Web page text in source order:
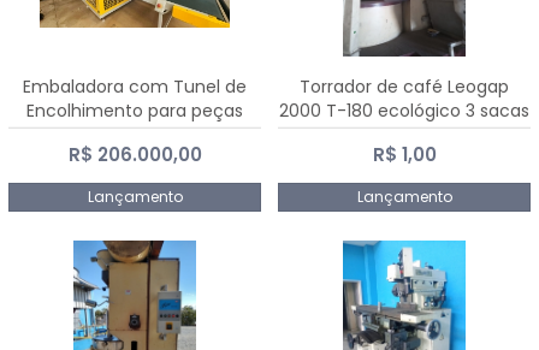
Embaladora com Tunel de
Encolhimento para peças
grandes portas janelas -
Dalmak
R$ 206.000,00
Lançamento
Torrador de café Leogap
2000 T-180 ecológico 3 sacas
de carga 540 kg/h
R$ 1,00
Lançamento